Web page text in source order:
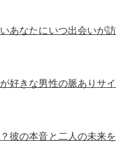
あなたにいつ出会いが訪
好きな男性の脈ありサイ
彼の本音と二人の未来を